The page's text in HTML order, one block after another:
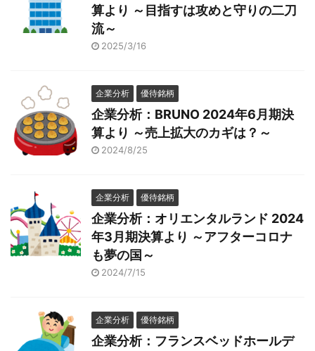
算より ～目指すは攻めと守りの二刀
流～
2025/3/16
企業分析 優待銘柄
企業分析：BRUNO 2024年6月期決
算より ～売上拡大のカギは？～
2024/8/25
企業分析 優待銘柄
企業分析：オリエンタルランド 2024
年3月期決算より ～アフターコロナ
も夢の国～
2024/7/15
企業分析 優待銘柄
企業分析：フランスベッドホールデ